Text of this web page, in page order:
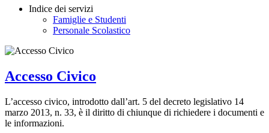
Indice dei servizi
Famiglie e Studenti
Personale Scolastico
Accesso Civico
L’accesso civico, introdotto dall’art. 5 del decreto legislativo 14
marzo 2013, n. 33, è il diritto di chiunque di richiedere i documenti e
le informazioni.